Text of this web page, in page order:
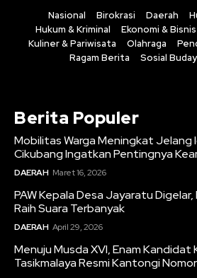
Nasional Birokrasi Daerah
Hukum & Kriminal
Ekonomi & Bisnis
Kuliner & Pariwisata
Olahraga
Ragam Berita
Sosial
Berita Populer
Mobilitas Warga Meningkat Jelang
Cikubang Ingatkan Pentingnya
DAERAH Maret 16, 2026
PAW Kepala Desa Jayaratu
Raih Suara Terbanyak
DAERAH April 29, 2026
Menuju Musda XVI, Enam Kandidat
Tasikmalaya Resmi Kantongi